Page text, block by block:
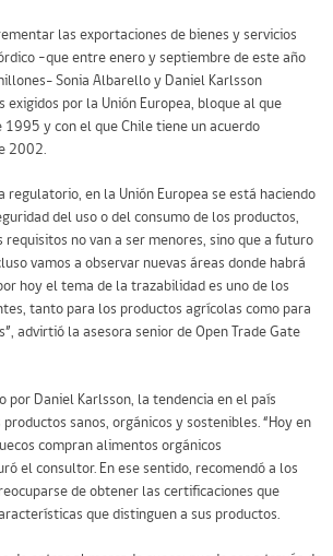
las exportaciones de bienes y servicios
–que entre enero y septiembre de este año
Sonia Albarello y Daniel Karlsson
exigidos por la Unión Europea, bloque al que
1995 y con el que Chile tiene un acuerdo
2002.
regulatorio, en la Unión Europea se está haciendo
del uso o del consumo de los productos,
requisitos no van a ser menores, sino que a futuro
vamos a observar nuevas áreas donde habrá
hoy el tema de la trazabilidad es uno de los
tanto para los productos agrícolas como para
advirtió la asesora senior de Open Trade Gate
por Daniel Karlsson, la tendencia en el país
sanos, orgánicos y sostenibles. “Hoy en
compran alimentos orgánicos
el consultor. En ese sentido, recomendó a los
de obtener las certificaciones que
que distinguen a sus productos.